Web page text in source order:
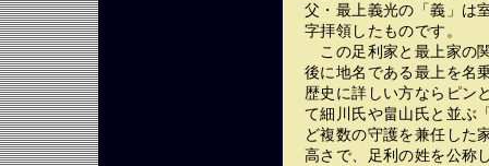
父・最上義光の「義」は
字拝領したものです。
この足利家と最上家の
後に地名である最上を名
歴史に詳しい方ならピン
て細川氏や畠山氏と並ぶ
ど複数の守護を兼任した
高さで、足利の姓を公称